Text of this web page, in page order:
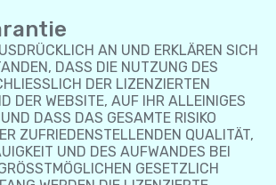
AN UND ERKLÄREN SICH
DASS DIE NUTZUNG DES
DER LIZENZIERTEN
DER WEBSITE, AUF IHR ALLEINIGES
DASS DAS GESAMTE RISIKO
ZUFRIEDENSTELLENDEN QUALITÄT,
UND DES AUFWANDES BEI
GESETZLICH